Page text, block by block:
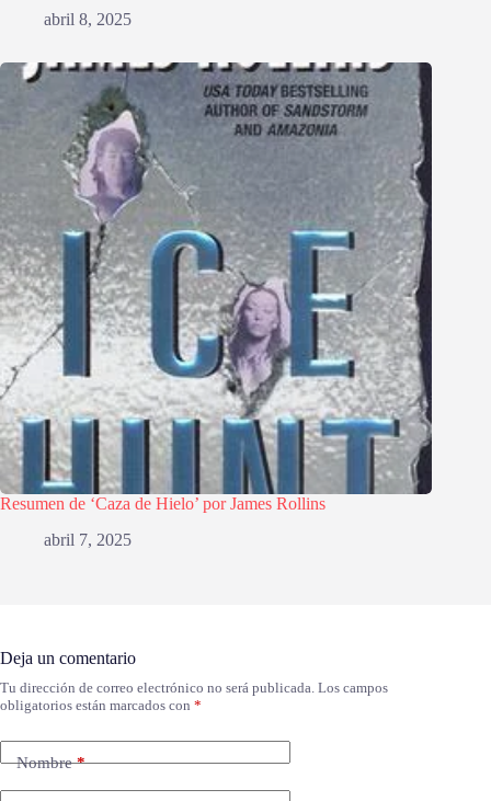
abril 8, 2025
Resumen de ‘Caza de Hielo’ por James Rollins
abril 7, 2025
Deja un comentario
Tu dirección de correo electrónico no será publicada. Los campos
obligatorios están marcados con *
Nombre*